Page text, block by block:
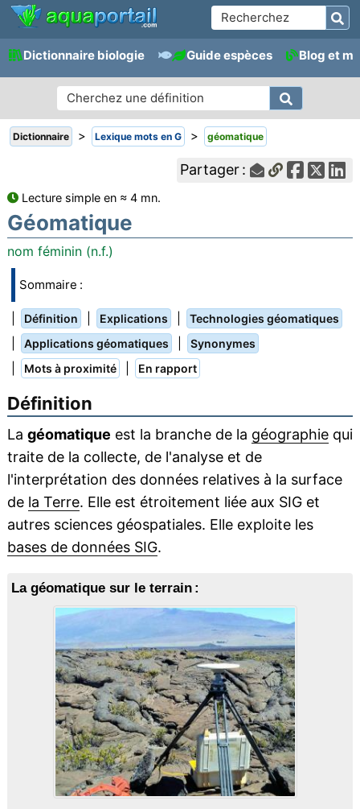
Dictionnaire biologie Guide espèces Blog et
Dictionnaire > Lexique mots en G > géomatique
Partager :
Lecture simple en ≈ 4 mn.
Géomatique
nom féminin (n.f.)
Sommaire :
Définition Explications Technologies géomatiques
Applications géomatiques Synonymes
Mots à proximité En rapport
Définition
La géomatique est la branche de la géographiequi
traite de la collecte, de l'analyse et de
l'interprétation des données relatives à la surface
de la Terre. Elle est étroitement liée aux SIG et
autres sciences géospatiales. Elle exploite les
bases de données SIG.
La géomatique sur le terrain :